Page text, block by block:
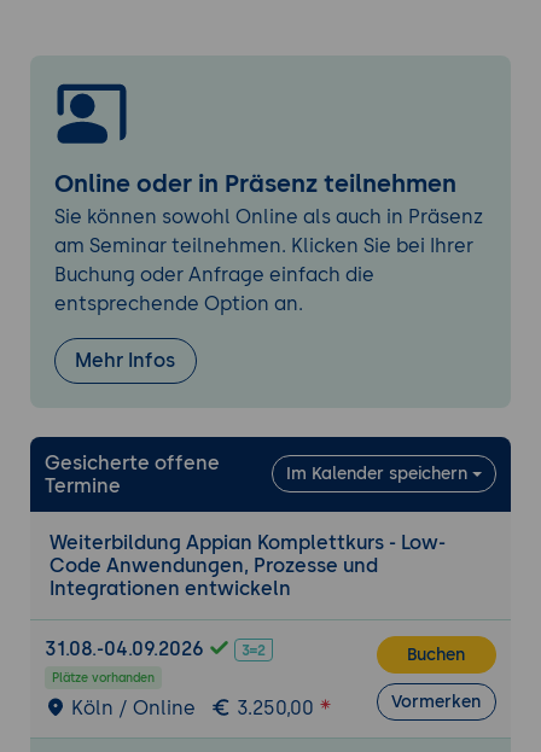
Grundlagen der Workflow- und
Prozessmodellierung
Erstellen und strukturieren von
Prozessmodellen
Steuerung von Aufgaben und
Prozessabläufen
Integrationen und praktische Übungen
Grundlagen einfacher Integrationen
Anbindung externer Systeme und
Datenquellen
3.-5. Tag: Auch separat buchbar als "Appian
Grundlagen - Low-Code Anwendungen und
Geschäftsprozesse entwickeln"
Plattform und Architektur von Appian
Grundlagen der Appian
Plattformarchitektur
Komponenten und Aufbau von Appian-
Anwendungen
Best Practices für skalierbare und
Online oder in Präsenz teilnehmen
Sie können sowohl Online als auch in Präsenz
am Seminar teilnehmen. Klicken Sie bei Ihrer
Buchung oder Anfrage einfach die
entsprechende Option an.
Mehr Infos
Gesicherte offene
Termine
Im Kalender speichern
Weiterbildung Appian Komplettkurs - Low-
Code Anwendungen, Prozesse und
Integrationen entwickeln
31.08.-04.09.2026
Plätze vorhanden
Köln / Online 3.250,00
Buchen
Vormerken